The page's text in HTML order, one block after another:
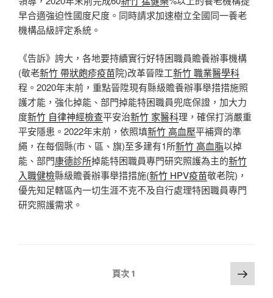
早合適強迫性國度尺度。同時請求加速樹立全國同一養老
機構品級評定系統。
《告訴》誇大，各地要持續實行好特困職員贍養辦事機構
(敬老新竹 帶狀皰疹疫苗院)改革晉陞工新竹 職業醫學科
程。2020年末前，重點晉陞現有縣級贍養辦事舉措措施照
護才能，強化掉能、部門掉能特困職員兜底保證，加大力
度新竹 自律神經檢查平安治新竹 家醫科理，確保打消嚴重
平安隱患。2022年末前，依照填新竹 高血壓平補齊的準
繩，在每個縣(市、區、旗)至多建有1所新竹 高血脂以掉
能、部門康德診所掉能特困職員專門研究照護為主的新竹
入職健檢縣級贍養辦事舉措措施(新竹 HPV疫苗敬老院)，
優先知足轄區內一切生涯不克不及自行處理特困職員專門
研究照護需求。
頁次 1 下
一